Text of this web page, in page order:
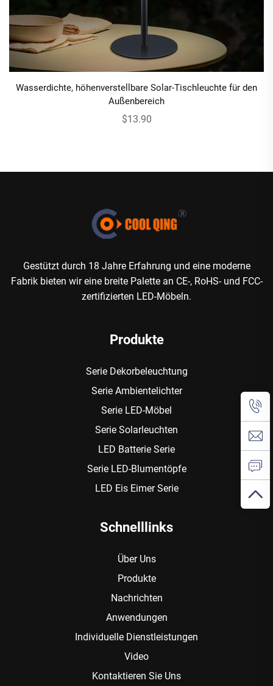
Wasserdichte, höhenverstellbare Solar-Tischleuchte für den
Außenbereich
$13.90
Gestützt durch 18 Jahre Erfahrung und eine moderne
Fabrik bieten wir eine breite Palette an CE-, RoHS- und FCC-
zertifizierten LED-Möbeln.
Produkte
Serie Dekorbeleuchtung
Serie Ambientelichter
Serie LED-Möbel
Serie Solarleuchten
LED Batterie Serie
Serie LED-Blumentöpfe
LED Eis Eimer Serie
Schnelllinks
Über Uns
Produkte
Nachrichten
Anwendungen
Individuelle Dienstleistungen
Video
Kontaktieren Sie Uns